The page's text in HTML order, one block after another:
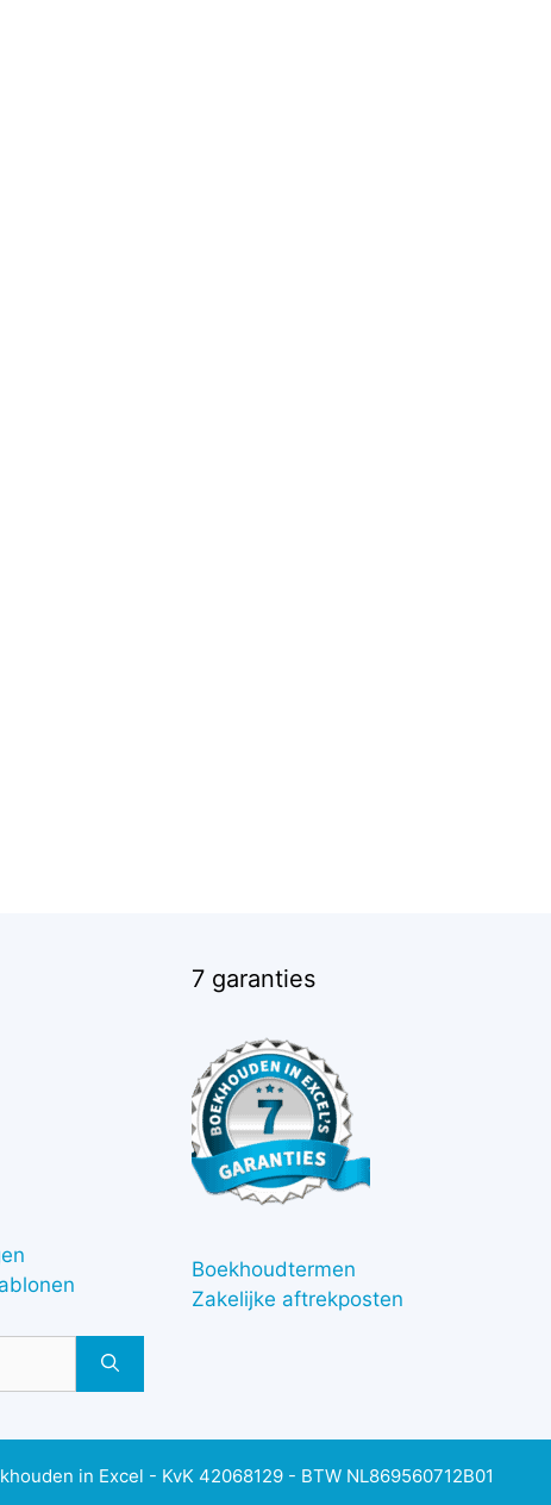
7 garanties
Boekhoudtermen
Zakelijke aftrekposten
in Excel - KvK 42068129 - BTW NL869560712B01